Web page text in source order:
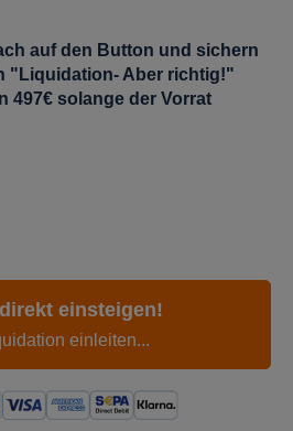
auf den Button und sichern
"Liquidation- Aber richtig!"
497€ solange der Vorrat
einsteigen!
einleiten...